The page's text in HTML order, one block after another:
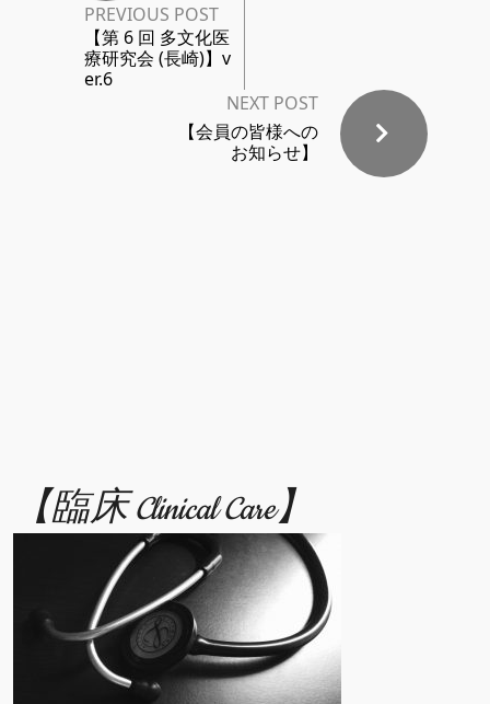
PREVIOUS POST
【第 6 回 多文化医
療研究会 (長崎)】v
er.6
NEXT POST
【会員の皆様への
お知らせ】
【臨床 Clinical Care】